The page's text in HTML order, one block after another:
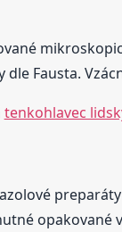
Fausta.
tenkohlavec